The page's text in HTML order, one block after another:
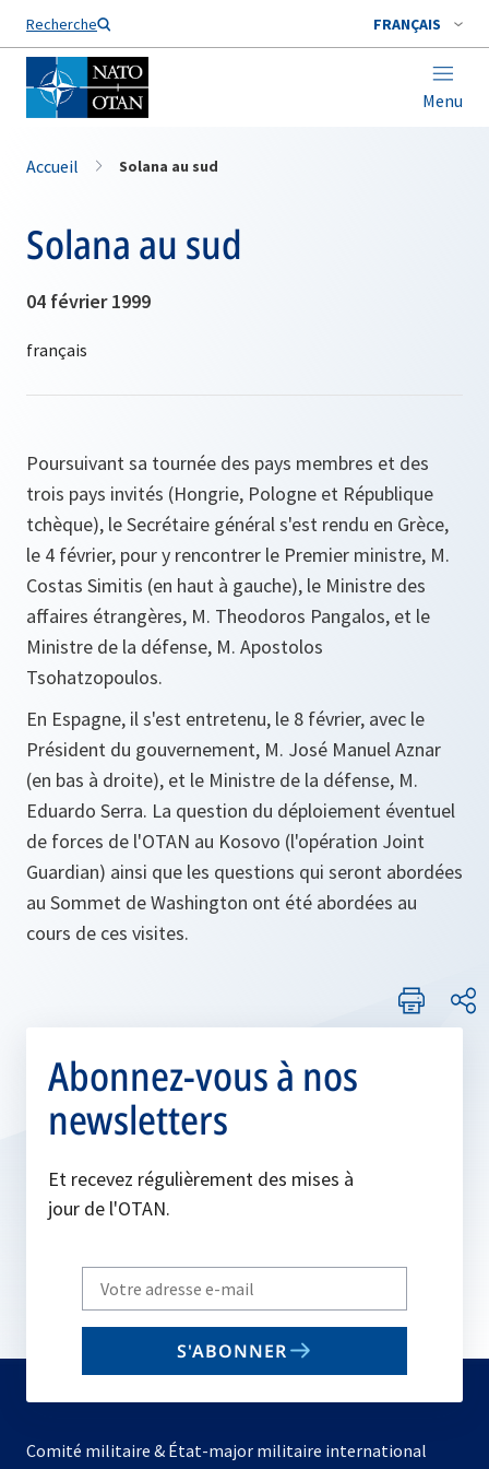
Recherche FRANÇAIS
Menu
Nom de famille*
Accueil Solana au sud
Solana au sud
04 février 1999
Poursuivant sa tournée des pays membres et des
trois pays invités (Hongrie, Pologne et République
tchèque), le Secrétaire général s'est rendu en Grèce,
le 4 février, pour y rencontrer le Premier ministre, M.
Costas Simitis (en haut à gauche), le Ministre des
affaires étrangères, M. Theodoros Pangalos, et le
Ministre de la défense, M. Apostolos
Tsohatzopoulos.
En Espagne, il s'est entretenu, le 8 février, avec le
Président du gouvernement, M. José Manuel Aznar
(en bas à droite), et le Ministre de la défense, M.
Eduardo Serra. La question du déploiement éventuel
de forces de l'OTAN au Kosovo (l'opération Joint
Guardian) ainsi que les questions qui seront abordées
au Sommet de Washington ont été abordées au
cours de ces visites.
Abonnez-vous à nos
newsletters
Et recevez régulièrement des mises à
jour de l'OTAN.
Write
your
email
S'ABONNER
Comité militaire & État-major militaire international